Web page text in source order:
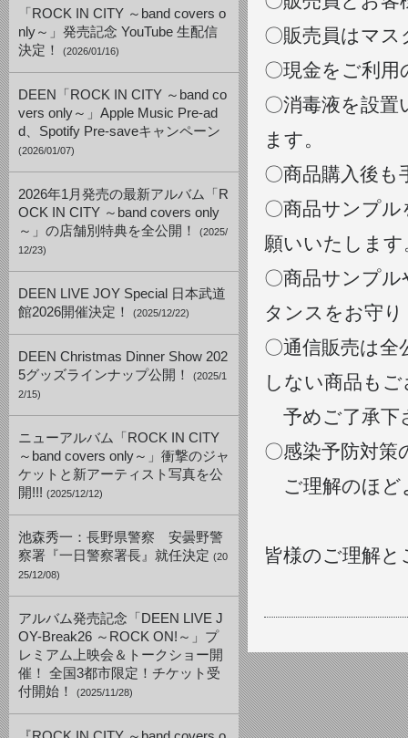
「ROCK IN CITY ～band covers o
nly～」発売記念 YouTube 生配信
決定！
(2026/01/16)
DEEN「ROCK IN CITY ～band co
vers only～」Apple Music Pre-ad
d、Spotify Pre-saveキャンペーン
(2026/01/07)
2026年1月発売の最新アルバム「R
OCK IN CITY ～band covers only
～」の店舗別特典を全公開！
(2025/
12/23)
DEEN LIVE JOY Special 日本武道
館2026開催決定！
(2025/12/22)
DEEN Christmas Dinner Show 202
5グッズラインナップ公開！
(2025/1
2/15)
ニューアルバム「ROCK IN CITY
～band covers only～」衝撃のジャ
ケットと新アーティスト写真を公
開!!! (2025/12/12)
池森秀一：長野県警察 安曇野警
察署『一日警察署長』就任決定 (20
25/12/08)
アルバム発売記念「DEEN LIVE J
OY-Break26 ～ROCK ON!～」プ
レミアム上映会＆トークショー開
催！ 全国3都市限定！チケット受
付開始！
(2025/11/28)
〇販売員はマ
〇現金をご利
〇消毒液を設
ます。
〇商品購入後
〇商品サンプ
願いいたします
〇商品サンプ
タンスをお守
〇通信販売は全
しない商品も
予めご了承下
〇感染予防対
ご理解のほど
皆様のご理解